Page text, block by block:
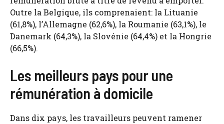
Outre la Belgique, ils comprenaient: la Lituanie
(61,8%), l’Allemagne (62,6%), la Roumanie (63,1%), le
Danemark (64,3%), la Slovénie (64,4%) et la Hongrie
(66,5%).
Les meilleurs pays pour une
rémunération à domicile
Dans dix pays, les travailleurs peuvent ramener